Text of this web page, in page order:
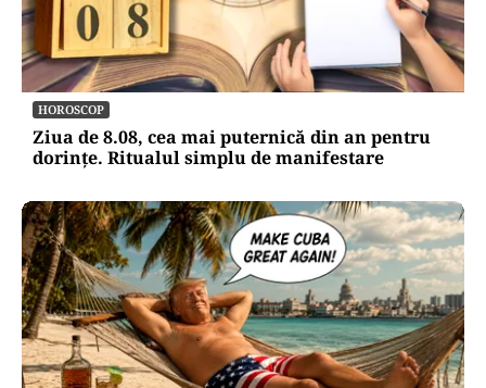
HOROSCOP
Ziua de 8.08, cea mai puternică din an pentru
dorințe. Ritualul simplu de manifestare